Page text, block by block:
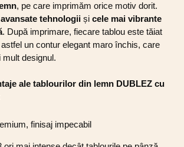
, pe care imprimăm orice motiv dorit.
tehnologii și cele mai vibrante
. După imprimare, fiecare tablou este tăiat
un contur elegant maro închis, care
designul.
ale tablourilor din lemn DUBLEZ cu
finisaj impecabil